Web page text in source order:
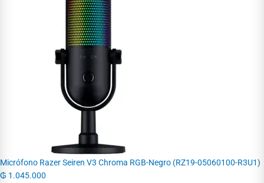
Micrófono Razer Seiren V3 Chroma RGB-Negro (RZ19-05060100-R3U1)
₲ 1.045.000